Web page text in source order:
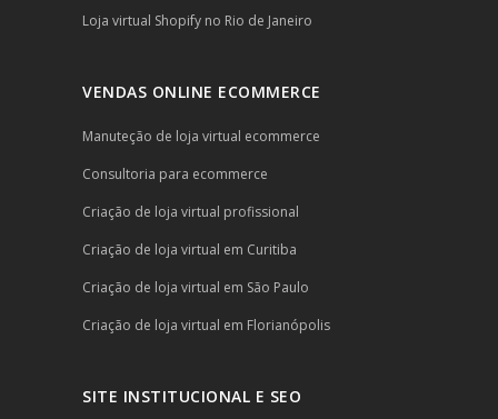
Loja virtual Shopify no Rio de Janeiro
VENDAS ONLINE ECOMMERCE
Manuteção de loja virtual ecommerce
Consultoria para ecommerce
Criação de loja virtual profissional
Criação de loja virtual em Curitiba
Criação de loja virtual em São Paulo
Criação de loja virtual em Florianópolis
SITE INSTITUCIONAL E SEO